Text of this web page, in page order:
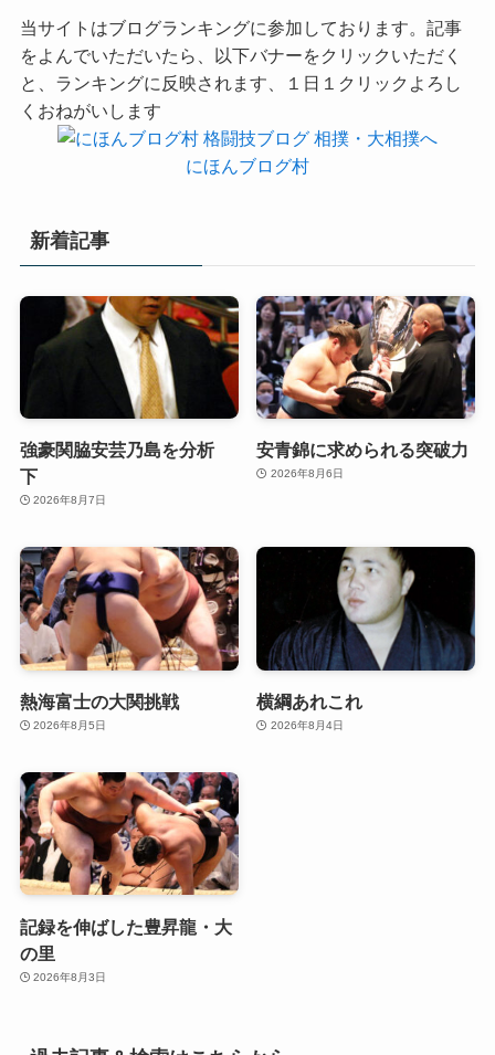
当サイトはブログランキングに参加しております。記事
をよんでいただいたら、以下バナーをクリックいただく
と、ランキングに反映されます、１日１クリックよろし
くおねがいします
にほんブログ村
新着記事
強豪関脇安芸乃島を分析
下
2026年8月7日
安青錦に求められる突破力
2026年8月6日
熱海富士の大関挑戦
2026年8月5日
横綱あれこれ
2026年8月4日
記録を伸ばした豊昇龍・大
の里
2026年8月3日